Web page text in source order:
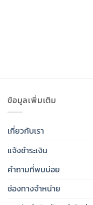
ข้อมูลเพิ่มเติม
เกี่ยวกับเรา
แจ้งชำระเงิน
คำถามที่พบบ่อย
ช่องทางจำหน่าย